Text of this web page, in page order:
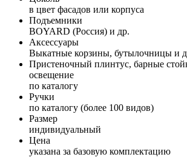
в цвет фасадов или корпуса
Подъемники
BOYARD (Россия) и др.
Аксессуары
Выкатные корзины, бутылочницы и
Пристеночный плинтус, барные
освещение
по каталогу
Ручки
по каталогу (более 100 видов)
Размер
индивидуальный
Цена
указана за базовую комплектацию